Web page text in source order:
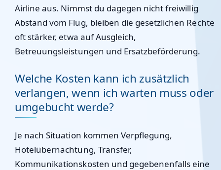
Airline aus. Nimmst du dagegen nicht freiwillig
Abstand vom Flug, bleiben die gesetzlichen Rechte
oft stärker, etwa auf Ausgleich,
Betreuungsleistungen und Ersatzbeförderung.
Welche Kosten kann ich zusätzlich
verlangen, wenn ich warten muss oder
umgebucht werde?
Je nach Situation kommen Verpflegung,
Hotelübernachtung, Transfer,
Kommunikationskosten und gegebenenfalls eine